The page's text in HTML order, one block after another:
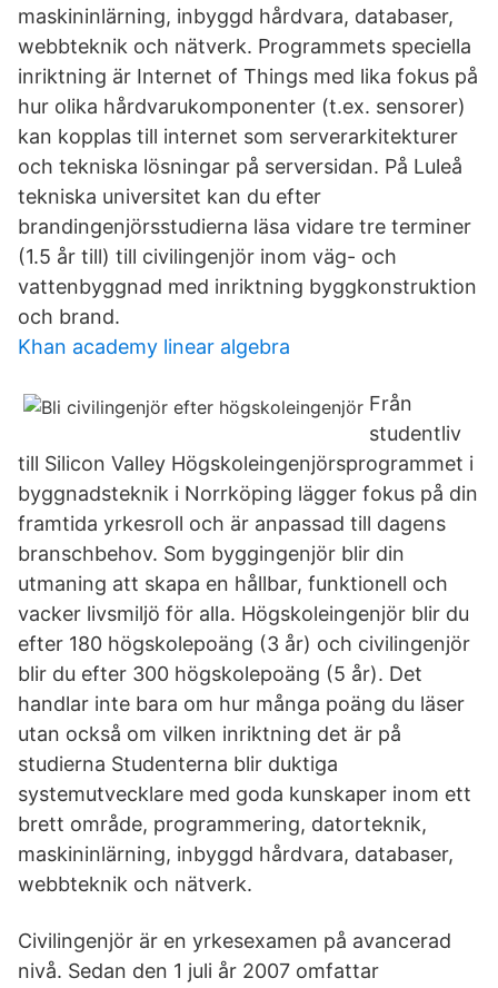
maskininlärning, inbyggd hårdvara, databaser,
webbteknik och nätverk. Programmets speciella
inriktning är Internet of Things med lika fokus på
hur olika hårdvarukomponenter (t.ex. sensorer)
kan kopplas till internet som serverarkitekturer
och tekniska lösningar på serversidan. På Luleå
tekniska universitet kan du efter
brandingenjörsstudierna läsa vidare tre terminer
(1.5 år till) till civilingenjör inom väg- och
vattenbyggnad med inriktning byggkonstruktion
och brand.
Khan academy linear algebra
Från
studentliv
till Silicon Valley Högskoleingenjörsprogrammet i
byggnadsteknik i Norrköping lägger fokus på din
framti­da yrkesroll och är anpassad till dagens
branschbehov. Som byggingenjör blir din
utmaning att skapa en hållbar, funktionell och
vacker livsmiljö för alla. Högskoleingenjör blir du
efter 180 högskolepoäng (3 år) och civilingenjör
blir du efter 300 högskolepoäng (5 år). Det
handlar inte bara om hur många poäng du läser
utan också om vilken inriktning det är på
studierna Studenterna blir duktiga
systemutvecklare med goda kunskaper inom ett
brett område, programmering, datorteknik,
maskininlärning, inbyggd hårdvara, databaser,
webbteknik och nätverk.
Civilingenjör är en yrkesexamen på avancerad
nivå. Sedan den 1 juli år 2007 omfattar